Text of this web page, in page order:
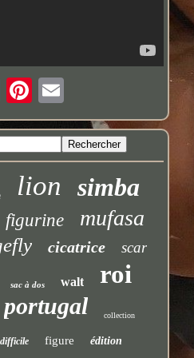
lion simba
figurine mufasa
cicatrice scar
sac à dos walt roi
portugal collection
difficile figure édition